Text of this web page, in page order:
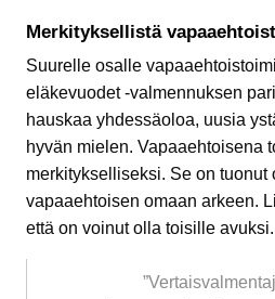
Merkityksellistä
Suurelle osalle
eläkevuodet -valmennuksen
hauskaa yhdessäoloa, uusia
hyvän mielen. Vapaaehtoisena
merkitykselliseksi. Se on tuonut
vapaaehtoisen omaan arkeen.
että on voinut olla toisille avuksi.